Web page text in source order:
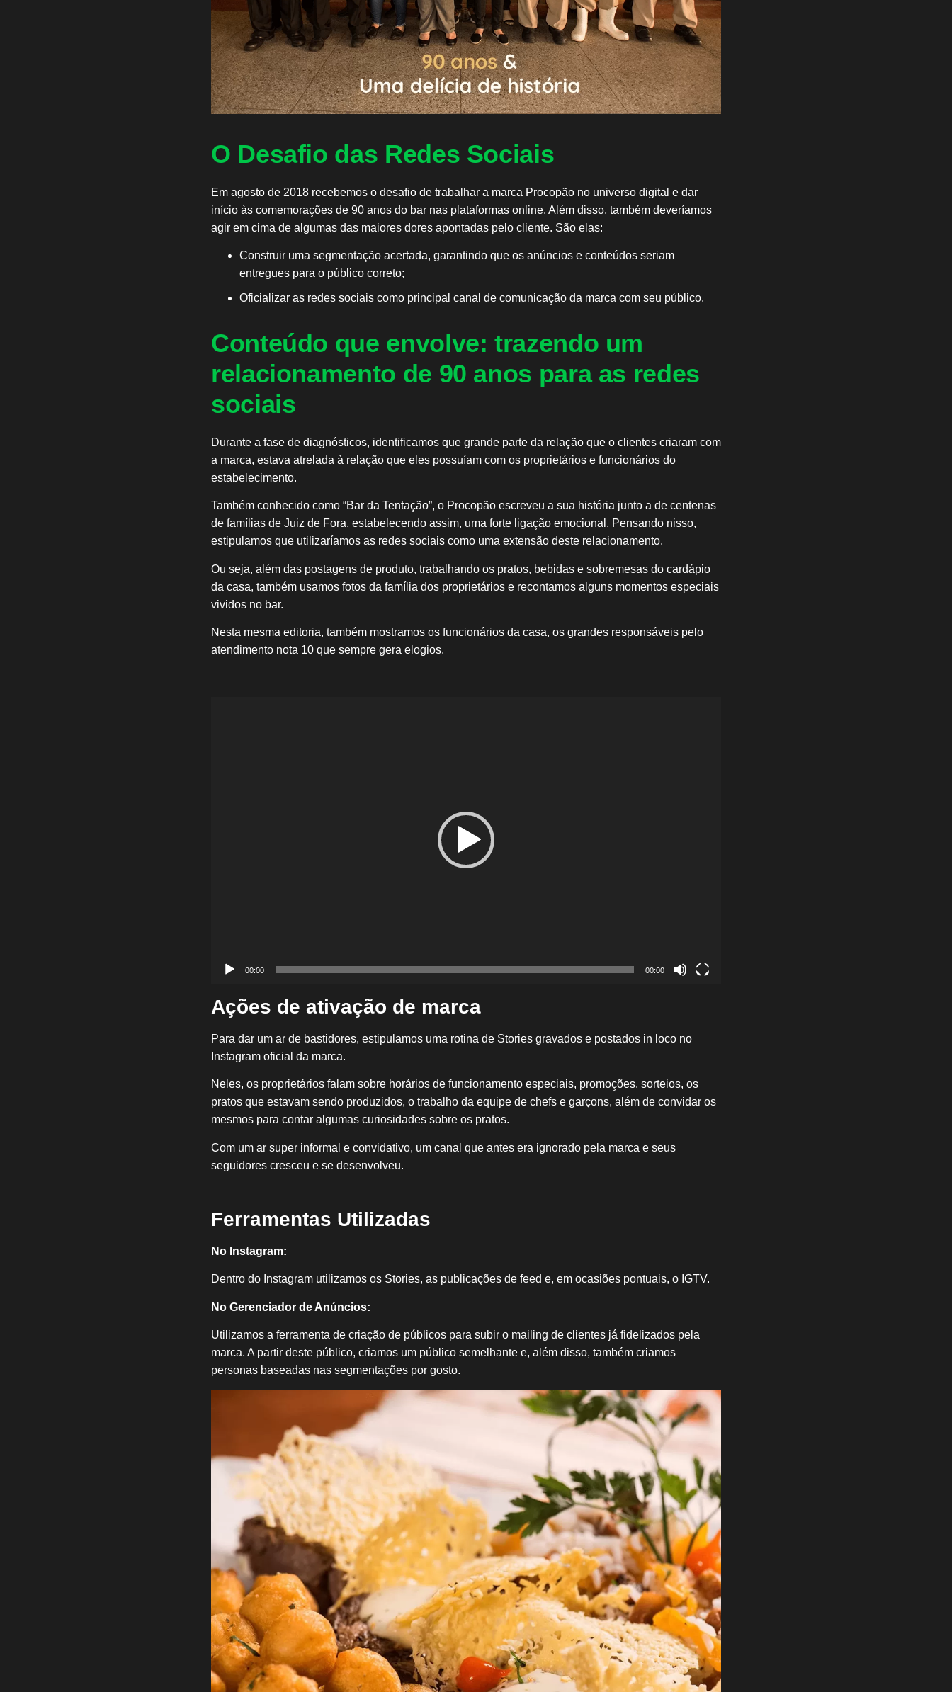
O Desafio das Redes Sociais
Em agosto de 2018 recebemos o desafio de trabalhar a marca Procopão no universo digital e dar
início às comemorações de 90 anos do bar nas plataformas online. Além disso, também deveríamos
agir em cima de algumas das maiores dores apontadas pelo cliente. São elas:
Construir uma segmentação acertada, garantindo que os anúncios e conteúdos seriam
entregues para o público correto;
Oficializar as redes sociais como principal canal de comunicação da marca com seu público.
Conteúdo que envolve: trazendo um
relacionamento de 90 anos para as redes
sociais
Durante a fase de diagnósticos, identificamos que grande parte da relação que o clientes criaram com
a marca, estava atrelada à relação que eles possuíam com os proprietários e funcionários do
estabelecimento.
Também conhecido como “Bar da Tentação”, o Procopão escreveu a sua história junto a de centenas
de famílias de Juiz de Fora, estabelecendo assim, uma forte ligação emocional. Pensando nisso,
estipulamos que utilizaríamos as redes sociais como uma extensão deste relacionamento.
Ou seja, além das postagens de produto, trabalhando os pratos, bebidas e sobremesas do cardápio
da casa, também usamos fotos da família dos proprietários e recontamos alguns momentos especiais
vividos no bar.
Nesta mesma editoria, também mostramos os funcionários da casa, os grandes responsáveis pelo
atendimento nota 10 que sempre gera elogios.
00:00 00:00
Ações de ativação de marca
Para dar um ar de bastidores, estipulamos uma rotina de Stories gravados e postados in loco no
Instagram oficial da marca.
Neles, os proprietários falam sobre horários de funcionamento especiais, promoções, sorteios, os
pratos que estavam sendo produzidos, o trabalho da equipe de chefs e garçons, além de convidar os
mesmos para contar algumas curiosidades sobre os pratos.
Com um ar super informal e convidativo, um canal que antes era ignorado pela marca e seus
seguidores cresceu e se desenvolveu.
Ferramentas Utilizadas
No Instagram:
Dentro do Instagram utilizamos os Stories, as publicações de feed e, em ocasiões pontuais, o IGTV.
No Gerenciador de Anúncios:
Utilizamos a ferramenta de criação de públicos para subir o mailing de clientes já fidelizados pela
marca. A partir deste público, criamos um público semelhante e, além disso, também criamos
personas baseadas nas segmentações por gosto.